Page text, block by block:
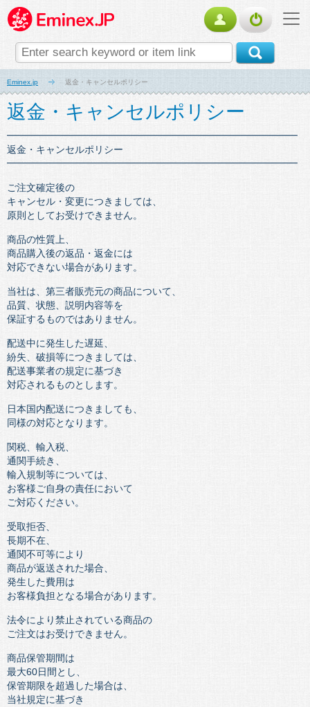
Eminex.jp 返金・キャンセルポリシー
返金・キャンセルポリシー
━━━━━━━━━━━━━━━━━━━━━━━━━━━━━━
返金・キャンセルポリシー
━━━━━━━━━━━━━━━━━━━━━━━━━━━━━━
ご注文確定後の
キャンセル・変更につきましては、
原則としてお受けできません。
商品の性質上、
商品購入後の返品・返金には
対応できない場合があります。
当社は、第三者販売元の商品について、
品質、状態、説明内容等を
保証するものではありません。
配送中に発生した遅延、
紛失、破損等につきましては、
配送事業者の規定に基づき
対応されるものとします。
日本国内配送につきましても、
同様の対応となります。
関税、輸入税、
通関手続き、
輸入規制等については、
お客様ご自身の責任において
ご対応ください。
受取拒否、
長期不在、
通関不可等により
商品が返送された場合、
発生した費用は
お客様負担となる場合があります。
法令により禁止されている商品の
ご注文はお受けできません。
商品保管期間は
最大60日間とし、
保管期限を超過した場合は、
当社規定に基づき